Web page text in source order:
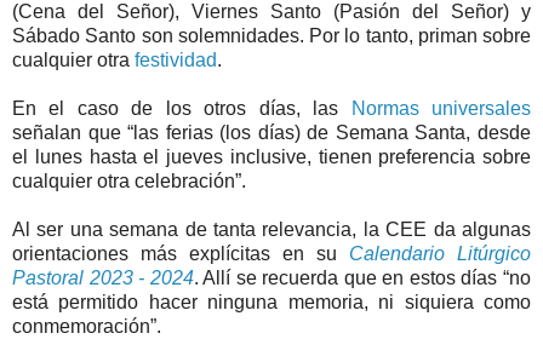
(Cena del Señor), Viernes Santo (Pasión del Señor) y
Sábado Santo son solemnidades. Por lo tanto, priman sobre
cualquier otra festividad.
En el caso de los otros días, las
Normas universales
señalan que “las ferias (los días) de Semana Santa, desde
el lunes hasta el jueves inclusive, tienen preferencia sobre
cualquier otra celebración”.
Al ser una semana de tanta relevancia, la CEE da algunas
orientaciones más explícitas en su Calendario Litúrgico
Pastoral 2023 - 2024. Allí se recuerda que en estos días “no
está permitido hacer ninguna memoria, ni siquiera como
conmemoración”.